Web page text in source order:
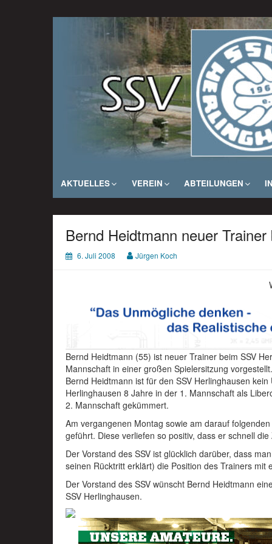
SSV Herlinghausen e. V.
AKTUELLES VEREIN ABTEILUNGEN
Bernd Heidtmann neuer
6. Juli 2008 Jürgen Koch
Bernd Heidtmann (55) ist neuer Trainer beim SSV
Mannschaft in einer großen Spielersitzung vorgestellt.
Bernd Heidtmann ist für den SSV Herlinghausen
Herlinghausen 8 Jahre in der 1. Mannschaft als
2. Mannschaft gekümmert.
Am vergangenen Montag sowie am darauf
geführt. Diese verliefen so positiv, dass er schnell
Der Vorstand des SSV ist glücklich darüber, dass
seinen Rücktritt erklärt) die Position des Trainers
Der Vorstand des SSV wünscht Bernd Heidtmann
SSV Herlinghausen.